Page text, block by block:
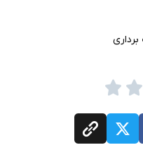
برداری